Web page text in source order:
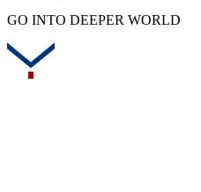
GO INTO DEEPER WORLD